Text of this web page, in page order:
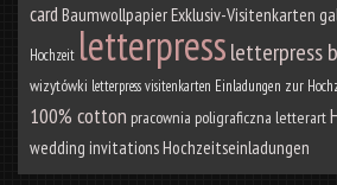
card BaumwollpapierExklusiv-Visitenkarten
Hochzeit letterpressletterpress
wizytówki letterpress visitenkarten Einladungen zur
100% cotton pracownia poligraficzna letterart
wedding invitationsHochzeitseinladungen